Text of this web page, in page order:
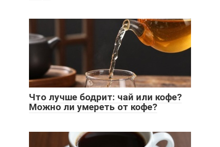
Что лучше бодрит: чай или кофе?
Можно ли умереть от кофе?